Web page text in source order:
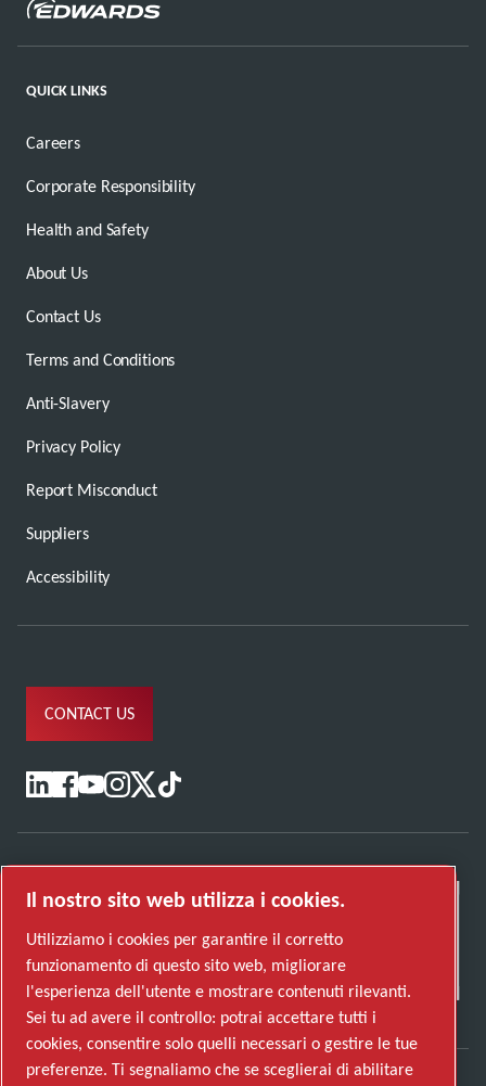
QUICK LINKS
Careers
Corporate Responsibility
Health and Safety
About Us
Contact Us
Terms and Conditions
Anti-Slavery
Privacy Policy
Report Misconduct
Suppliers
Accessibility
CONTACT US
Il nostro sito web utilizza i cookies.
Utilizziamo i cookies per garantire il corretto
funzionamento di questo sito web, migliorare
l'esperienza dell'utente e mostrare contenuti rilevanti.
Sei tu ad avere il controllo: potrai accettare tutti i
cookies, consentire solo quelli necessari o gestire le tue
preferenze. Ti segnaliamo che se sceglierai di abilitare